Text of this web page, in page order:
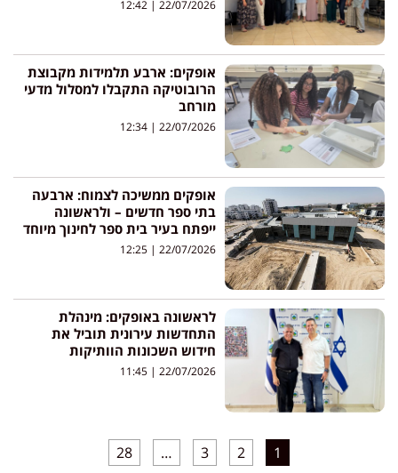
22/07/2026
אופקים: ארבע תלמידות מקבוצת
הרובוטיקה התקבלו למסלול מדעי
מורחב
22/07/2026
אופקים ממשיכה לצמוח: ארבעה
בתי ספר חדשים – ולראשונה
ייפתח בעיר בית ספר לחינוך מיוחד
22/07/2026
לראשונה באופקים: מינהלת
התחדשות עירונית תוביל את
חידוש השכונות הוותיקות
22/07/2026
1
2
3
…
28